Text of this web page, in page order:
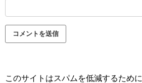
このサイトはスパムを低減するため